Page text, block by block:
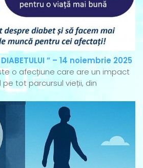
” – 14 noiembrie 2025
o afecțiune care are un impact
pe tot parcursul vieții, din